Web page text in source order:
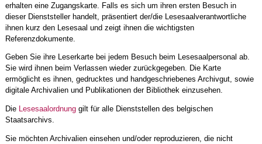
erhalten eine Zugangskarte. Falls es sich um ihren ersten Besuch in
dieser Dienststeller handelt, präsentiert der/die Lesesaalverantwortliche
ihnen kurz den Lesesaal und zeigt ihnen die wichtigsten
Referenzdokumente.
Geben Sie ihre Leserkarte bei jedem Besuch beim Lesesaalpersonal ab.
Sie wird ihnen beim Verlassen wieder zurückgegeben. Die Karte
ermöglicht es ihnen, gedrucktes und handgeschriebenes Archivgut, sowie
digitale Archivalien und Publikationen der Bibliothek einzusehen.
Die Lesesaalordnunggilt für alle Dienststellen des belgischen
Staatsarchivs.
Sie möchten Archivalien einsehen und/oder reproduzieren, die nicht